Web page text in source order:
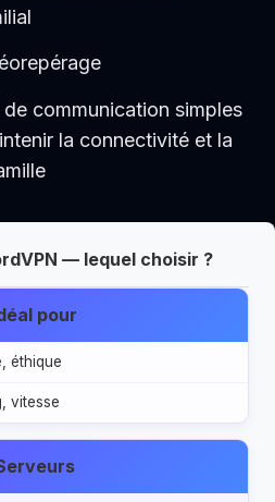
communication simples
la connectivité et la
— lequel choisir ?
pour
éthique
vitesse